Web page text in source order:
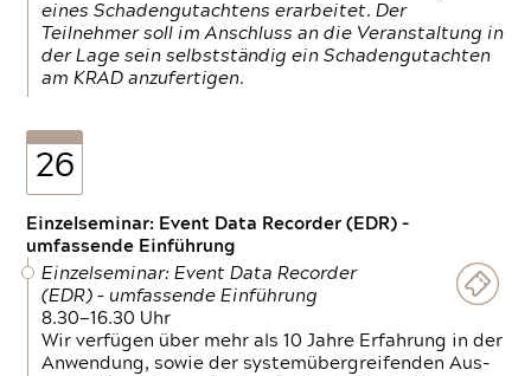
eines Schadengutachtens erarbeitet. Der
Teilnehmer soll im Anschluss an die Veranstaltung in
der Lage sein selbstständig ein Schadengutachten
am KRAD anzufertigen.
26
Einzelseminar: Event Data Recorder (EDR) –
umfassende Einführung
Einzelseminar: Event Data Recorder
(EDR) – umfassende Einführung
8.30—16.30 Uhr
Wir verfügen über mehr als 10 Jahre Erfahrung in der
Anwendung, sowie der systemübergreifenden Aus-